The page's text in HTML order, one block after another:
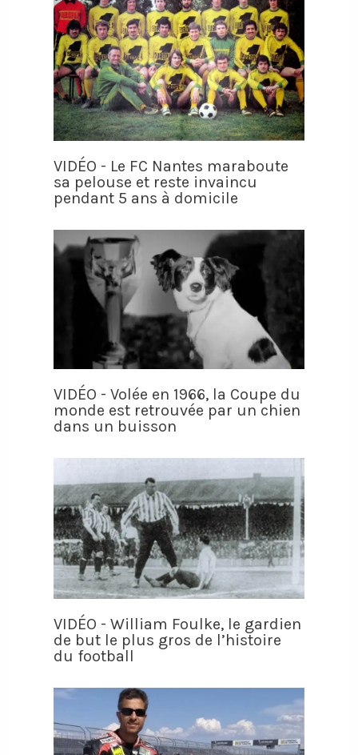
VIDÉO - Le FC Nantes maraboute
sa pelouse et reste invaincu
pendant 5 ans à domicile
VIDÉO - Volée en 1966, la Coupe du
monde est retrouvée par un chien
dans un buisson
VIDÉO - William Foulke, le gardien
de but le plus gros de l’histoire
du football